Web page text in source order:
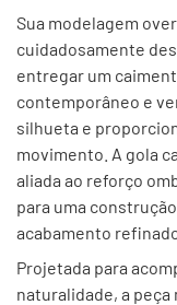
Sua modelagem
cuidadosamente
entregar um
contemporâneo e
silhueta e
movimento. A gola
aliada ao reforço
para uma
acabamento
Projetada para
naturalidade, a